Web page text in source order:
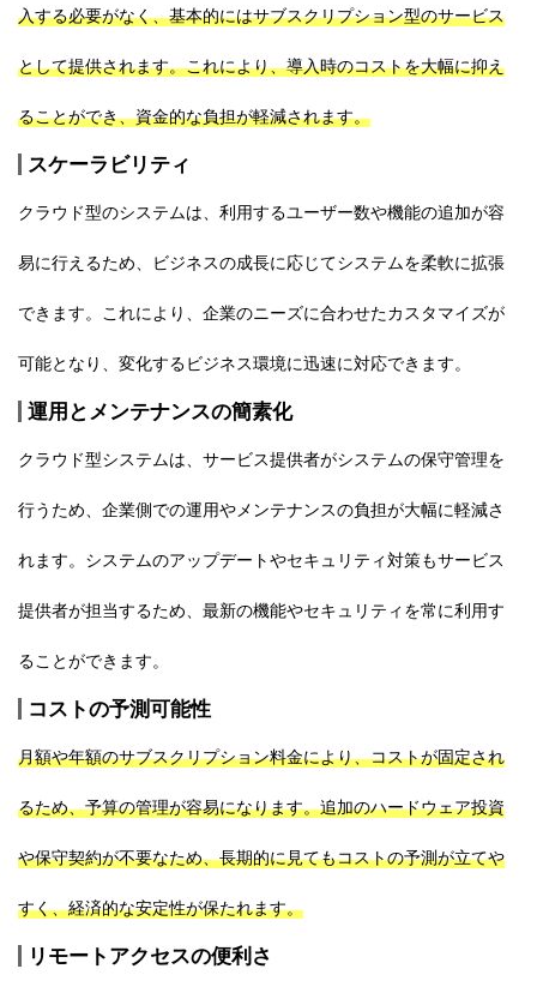
入する必要がなく、基本的にはサブスクリプション型のサービス
として提供されます。これにより、導入時のコストを大幅に抑え
ることができ、資金的な負担が軽減されます。
スケーラビリティ
クラウド型のシステムは、利用するユーザー数や機能の追加が容
易に行えるため、ビジネスの成長に応じてシステムを柔軟に拡張
できます。これにより、企業のニーズに合わせたカスタマイズが
可能となり、変化するビジネス環境に迅速に対応できます。
運用とメンテナンスの簡素化
クラウド型システムは、サービス提供者がシステムの保守管理を
行うため、企業側での運用やメンテナンスの負担が大幅に軽減さ
れます。システムのアップデートやセキュリティ対策もサービス
提供者が担当するため、最新の機能やセキュリティを常に利用す
ることができます。
コストの予測可能性
月額や年額のサブスクリプション料金により、コストが固定され
るため、予算の管理が容易になります。追加のハードウェア投資
や保守契約が不要なため、長期的に見てもコストの予測が立てや
すく、経済的な安定性が保たれます。
リモートアクセスの便利さ